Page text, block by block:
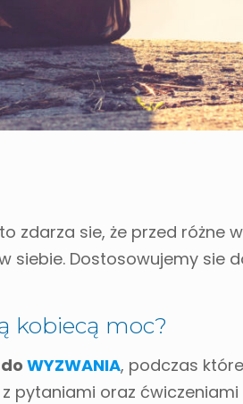
zdarza sie, że przed różne
siebie. Dostosowujemy sie
kobiecą moc?
doWYZWANIA, podczas
pytaniami oraz